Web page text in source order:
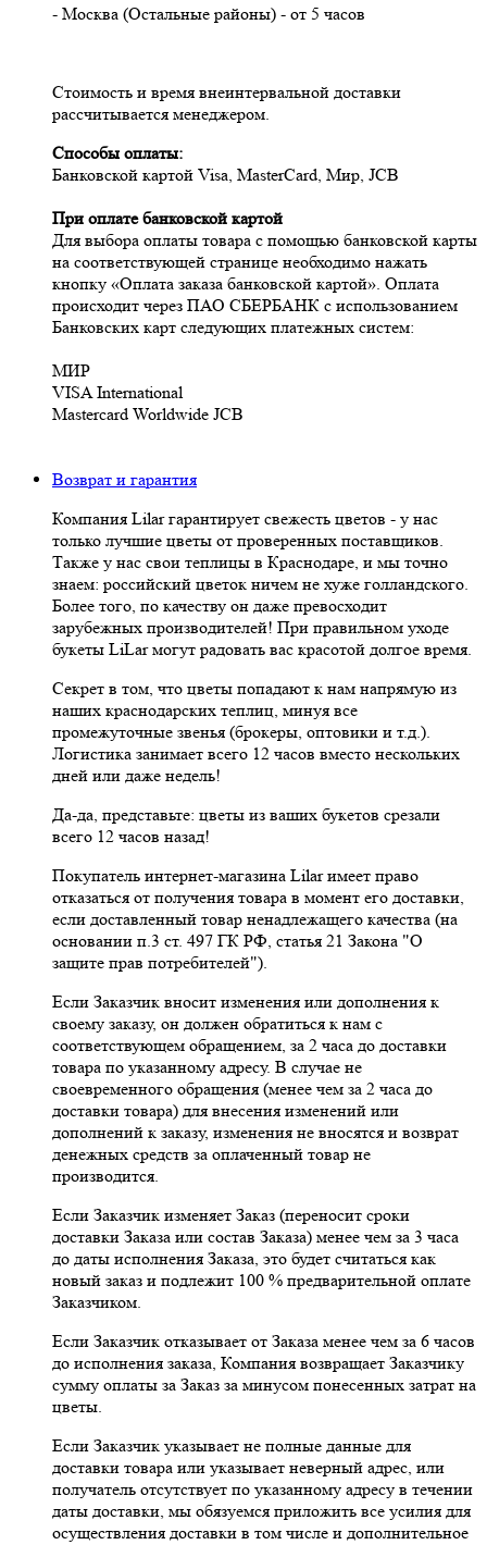
- Москва (Остальные районы) - от 5 часов
Стоимость и время внеинтервальной доставки
рассчитывается менеджером.
Cпособы оплаты:
Банковской картой Visa, MasterCard, Мир, JCB
При оплате банковской картой
Для выбора оплаты товара с помощью банковской карты
на соответствующей странице необходимо нажать
кнопку «Оплата заказа банковской картой». Оплата
происходит через ПАО СБЕРБАНК с использованием
Банковских карт следующих платежных систем:
МИР
VISA International
Mastercard Worldwide JCB
Возврат и гарантия
Компания Lilar гарантирует свежесть цветов - у нас
только лучшие цветы от проверенных поставщиков.
Также у нас свои теплицы в Краснодаре, и мы точно
знаем: российский цветок ничем не хуже голландского.
Более того, по качеству он даже превосходит
зарубежных производителей! При правильном уходе
букеты LiLar могут радовать вас красотой долгое время.
Секрет в том, что цветы попадают к нам напрямую из
наших краснодарских теплиц, минуя все
промежуточные звенья (брокеры, оптовики и т.д.).
Логистика занимает всего 12 часов вместо нескольких
дней или даже недель!
Да-да, представьте: цветы из ваших букетов срезали
всего 12 часов назад!
Покупатель интернет-магазина Lilar имеет право
отказаться от получения товара в момент его доставки,
если доставленный товар ненадлежащего качества (на
основании п.3 ст. 497 ГК РФ, статья 21 Закона "О
защите прав потребителей").
Если Заказчик вносит изменения или дополнения к
своему заказу, он должен обратиться к нам с
соответствующем обращением, за 2 часа до доставки
товара по указанному адресу. В случае не
своевременного обращения (менее чем за 2 часа до
доставки товара) для внесения изменений или
дополнений к заказу, изменения не вносятся и возврат
денежных средств за оплаченный товар не
производится.
Если Заказчик изменяет Заказ (переносит сроки
доставки Заказа или состав Заказа) менее чем за 3 часа
до даты исполнения Заказа, это будет считаться как
новый заказ и подлежит 100 % предварительной оплате
Заказчиком.
Если Заказчик отказывает от Заказа менее чем за 6 часов
до исполнения заказа, Компания возвращает Заказчику
сумму оплаты за Заказ за минусом понесенных затрат на
цветы.
Если Заказчик указывает не полные данные для
доставки товара или указывает неверный адрес, или
получатель отсутствует по указанному адресу в течении
даты доставки, мы обязуемся приложить все усилия для
осуществления доставки в том числе и дополнительное